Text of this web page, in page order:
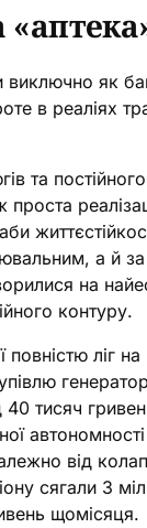
виключно як
в реаліях
та
а й
на
контуру.
ліг на
тисяч
від
сягали 3
щомісяця.